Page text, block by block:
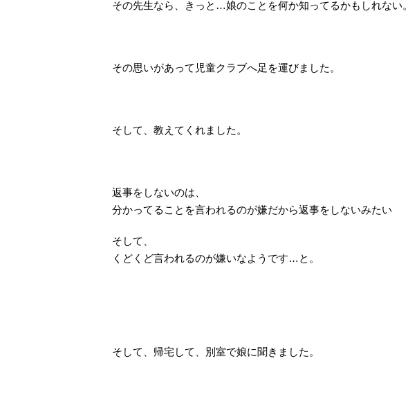
その先生なら、きっと…娘のことを何か知ってるかもしれない。
その思いがあって児童クラブへ足を運びました。
そして、教えてくれました。
返事をしないのは、
分かってることを言われるのが嫌だから返事をしないみたい
そして、
くどくど言われるのが嫌いなようです…と。
そして、帰宅して、別室で娘に聞きました。